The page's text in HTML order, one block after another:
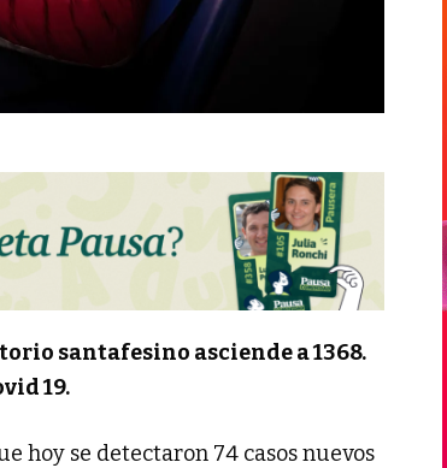
santafesino asciende a 1368.
19.
hoy se detectaron 74 casos nuevos